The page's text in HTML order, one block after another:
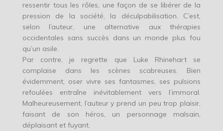
ressentir tous les rôles, une façon de se libérer de la
pression de la société, la déculpabilisation. C’est,
selon l’auteur, une alternative aux thérapies
occidentales sans succès dans un monde plus fou
qu’un asile.
Par contre, je regrette que Luke Rhinehart se
complaise dans les scènes scabreuses. Bien
évidemment, oser vivre ses fantasmes, ses pulsions
refoulées entraîne inévitablement vers l’immoral.
Malheureusement, l’auteur y prend un peu trop plaisir,
faisant de son héros, un personnage malsain,
déplaisant et fuyant.